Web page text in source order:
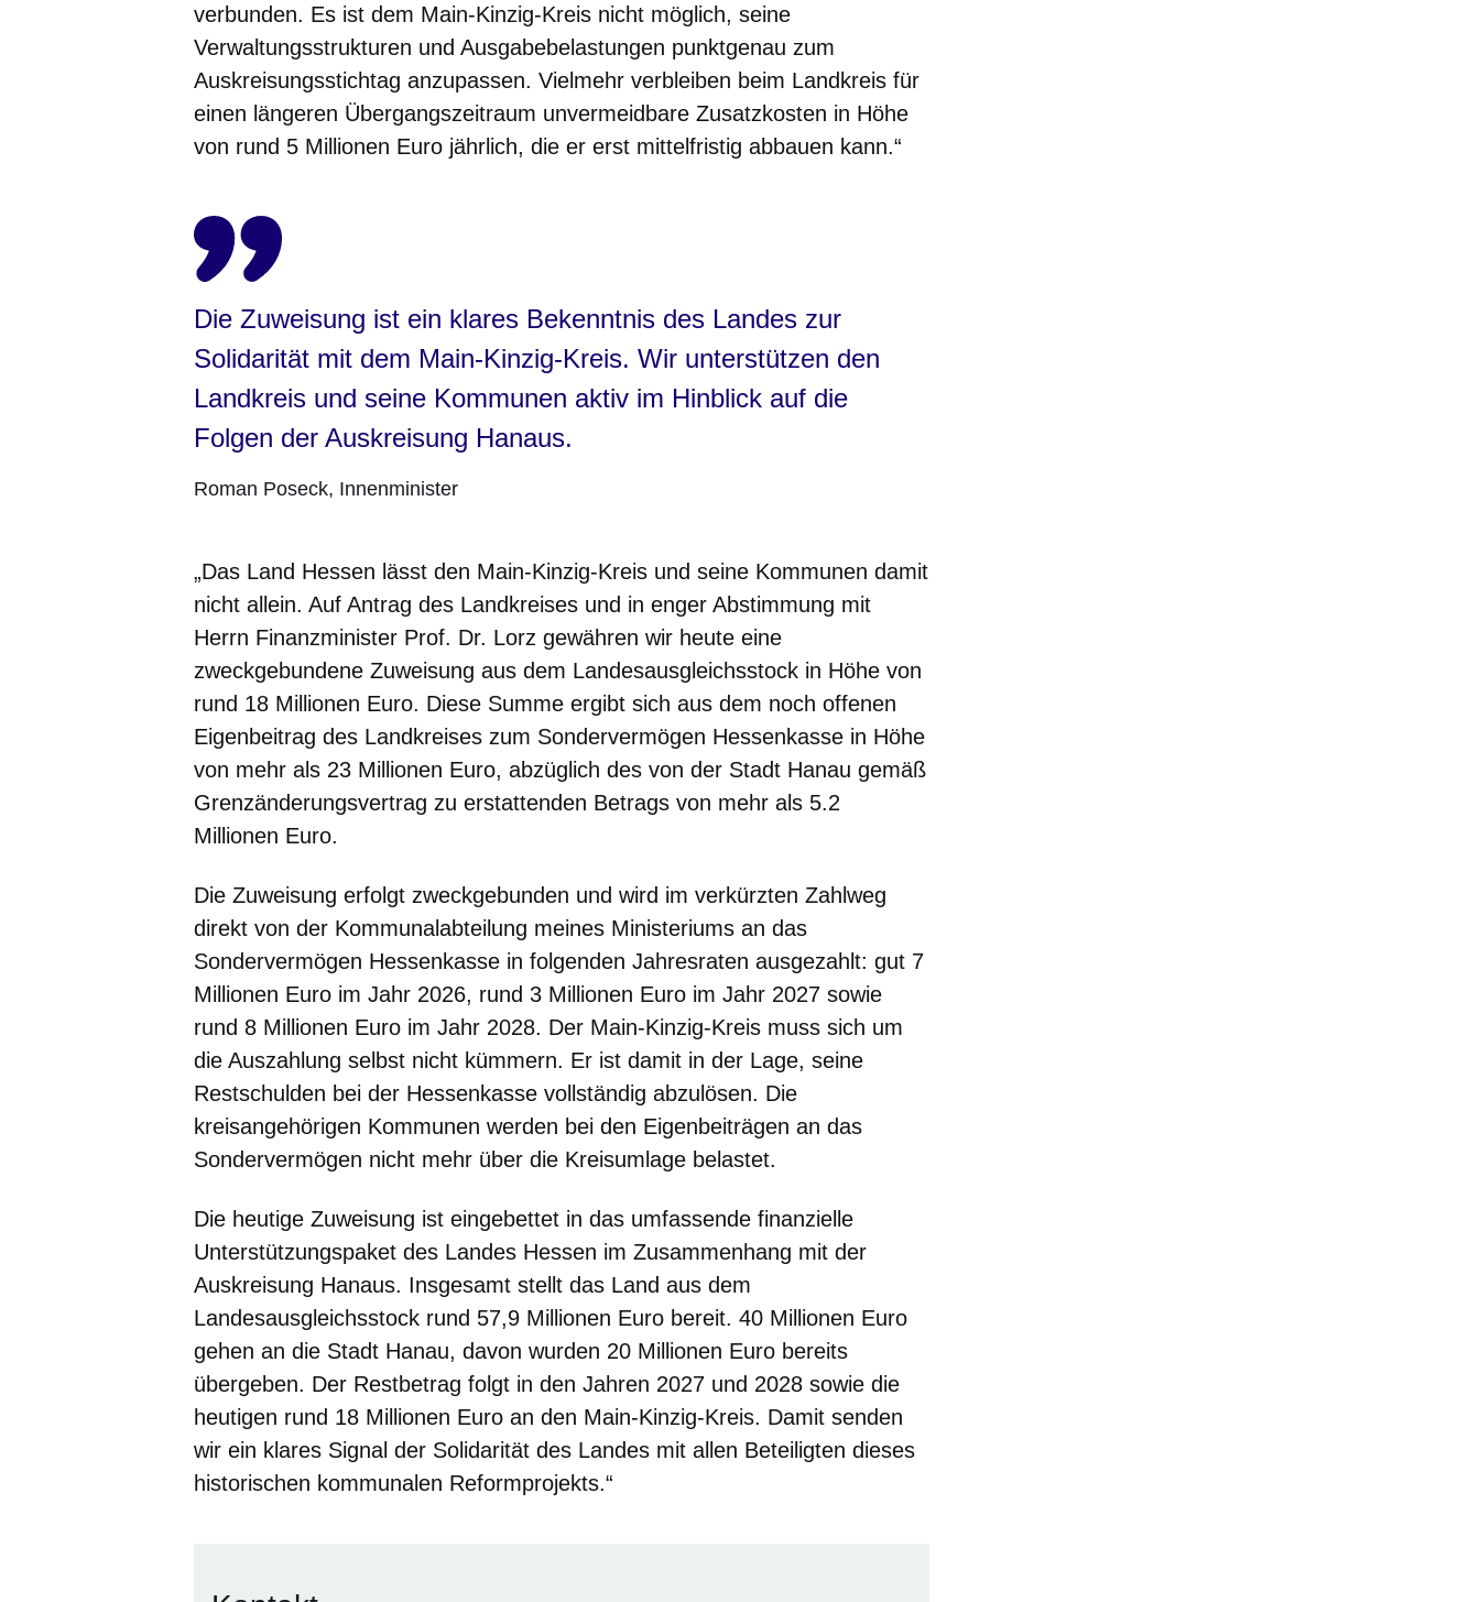
verbunden. Es ist dem Main-Kinzig-Kreis nicht möglich, seine
Verwaltungsstrukturen und Ausgabebelastungen punktgenau zum
Auskreisungsstichtag anzupassen. Vielmehr verbleiben beim Landkreis für
einen längeren Übergangszeitraum unvermeidbare Zusatzkosten in Höhe
von rund 5 Millionen Euro jährlich, die er erst mittelfristig abbauen kann.“
Die Zuweisung ist ein klares Bekenntnis des Landes zur
Solidarität mit dem Main-Kinzig-Kreis. Wir unterstützen den
Landkreis und seine Kommunen aktiv im Hinblick auf die
Folgen der Auskreisung Hanaus.
Roman Poseck Innenminister
„Das Land Hessen lässt den Main-Kinzig-Kreis und seine Kommunen damit
nicht allein. Auf Antrag des Landkreises und in enger Abstimmung mit
Herrn Finanzminister Prof. Dr. Lorz gewähren wir heute eine
zweckgebundene Zuweisung aus dem Landesausgleichsstock in Höhe von
rund 18 Millionen Euro. Diese Summe ergibt sich aus dem noch offenen
Eigenbeitrag des Landkreises zum Sondervermögen Hessenkasse in Höhe
von mehr als 23 Millionen Euro, abzüglich des von der Stadt Hanau gemäß
Grenzänderungsvertrag zu erstattenden Betrags von mehr als 5.2
Millionen Euro.
Die Zuweisung erfolgt zweckgebunden und wird im verkürzten Zahlweg
direkt von der Kommunalabteilung meines Ministeriums an das
Sondervermögen Hessenkasse in folgenden Jahresraten ausgezahlt: gut 7
Millionen Euro im Jahr 2026, rund 3 Millionen Euro im Jahr 2027 sowie
rund 8 Millionen Euro im Jahr 2028. Der Main-Kinzig-Kreis muss sich um
die Auszahlung selbst nicht kümmern. Er ist damit in der Lage, seine
Restschulden bei der Hessenkasse vollständig abzulösen. Die
kreisangehörigen Kommunen werden bei den Eigenbeiträgen an das
Sondervermögen nicht mehr über die Kreisumlage belastet.
Die heutige Zuweisung ist eingebettet in das umfassende finanzielle
Unterstützungspaket des Landes Hessen im Zusammenhang mit der
Auskreisung Hanaus. Insgesamt stellt das Land aus dem
Landesausgleichsstock rund 57,9 Millionen Euro bereit. 40 Millionen Euro
gehen an die Stadt Hanau, davon wurden 20 Millionen Euro bereits
übergeben. Der Restbetrag folgt in den Jahren 2027 und 2028 sowie die
heutigen rund 18 Millionen Euro an den Main-Kinzig-Kreis. Damit senden
wir ein klares Signal der Solidarität des Landes mit allen Beteiligten dieses
historischen kommunalen Reformprojekts.“